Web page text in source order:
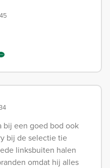
bij een goed bod ook
bij de selectie tie
linksbuiten halen
omdat hij alles